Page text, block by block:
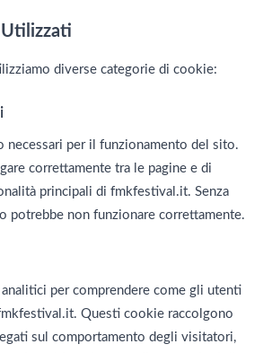
Utilizzati
diverse categorie di cookie:
necessari per il funzionamento del sito.
correttamente tra le pagine e di
principali di fmkfestival.it. Senza
potrebbe non funzionare correttamente.
per comprendere come gli utenti
Questi cookie raccolgono
sul comportamento degli visitatori,